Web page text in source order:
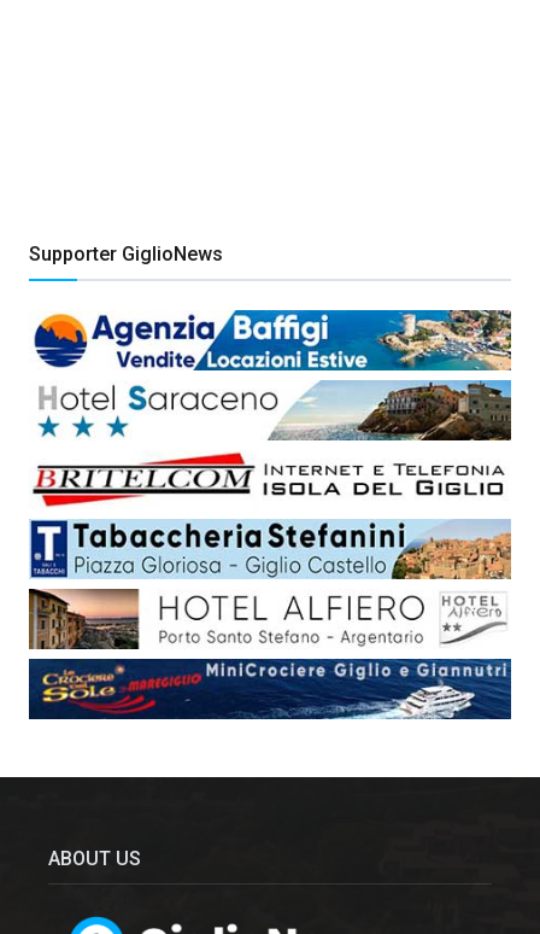
Supporter GiglioNews
ABOUT US